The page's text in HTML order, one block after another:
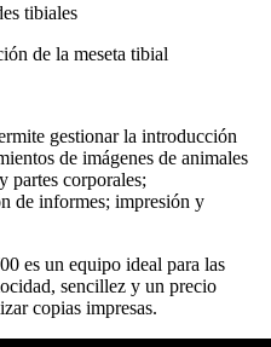
tibiales
de la meseta tibial
gestionar la introducción
de imágenes de animales
partes corporales;
de informes; impresión y
es un equipo ideal para las
sencillez y un precio
copias impresas.